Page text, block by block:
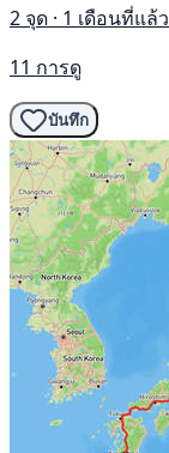
2 จุด · 1 เดือนที่แล้ว
11 การดู
บันทึก